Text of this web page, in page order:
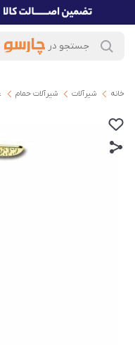
خانه شیرآلات شیرآلات حمام